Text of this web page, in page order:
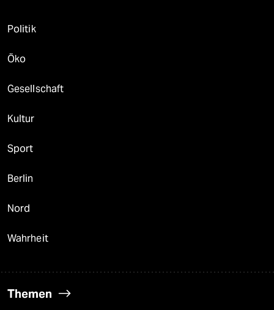
Politik
Öko
Gesellschaft
Kultur
Sport
Berlin
Nord
Wahrheit
Themen